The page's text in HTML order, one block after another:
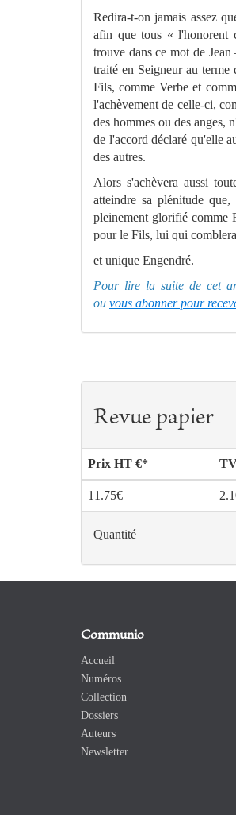
Redira-t-on jamais assez
afin que tous « l'honorent
trouve dans ce mot de Jean
traité en Seigneur au terme
Fils, comme Verbe et com
l'achèvement de celle-ci,
des hommesou des anges,
de l'accord déclaré qu'elle
des autres.
Alors s'achèvera aussi
atteindre sa plénitude
pleinement glorifié comme
pour le Fils, lui qui
et unique
Pour lire la suite de cet
ou vous abonner pour
Revue papier
Prix HT €*
11.75€
Quantité
Communio
Accueil
Numéros
Collection
Dossiers
Auteurs
Newsletter